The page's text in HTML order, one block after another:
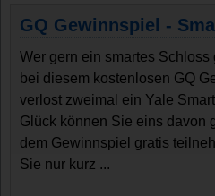
GQ Gewinnspiel -
Wer gern ein smartes
bei diesem kostenlosen GQ
verlost zweimal ein Yale
Glück können Sie eins davon
dem Gewinnspiel gratis
Sie nur kurz ...